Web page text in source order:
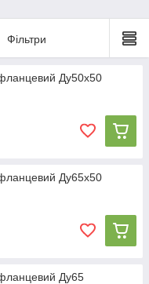
Фільтри
Ду50х50
Ду65х50
Ду65